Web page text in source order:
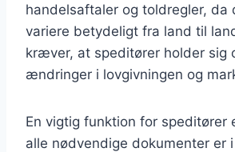
handelsaftaler og toldregler, da
variere betydeligt fra land til
kræver, at speditører holder sig
ændringer i lovgivningen og
En vigtig funktion for speditører
alle nødvendige dokumenter er